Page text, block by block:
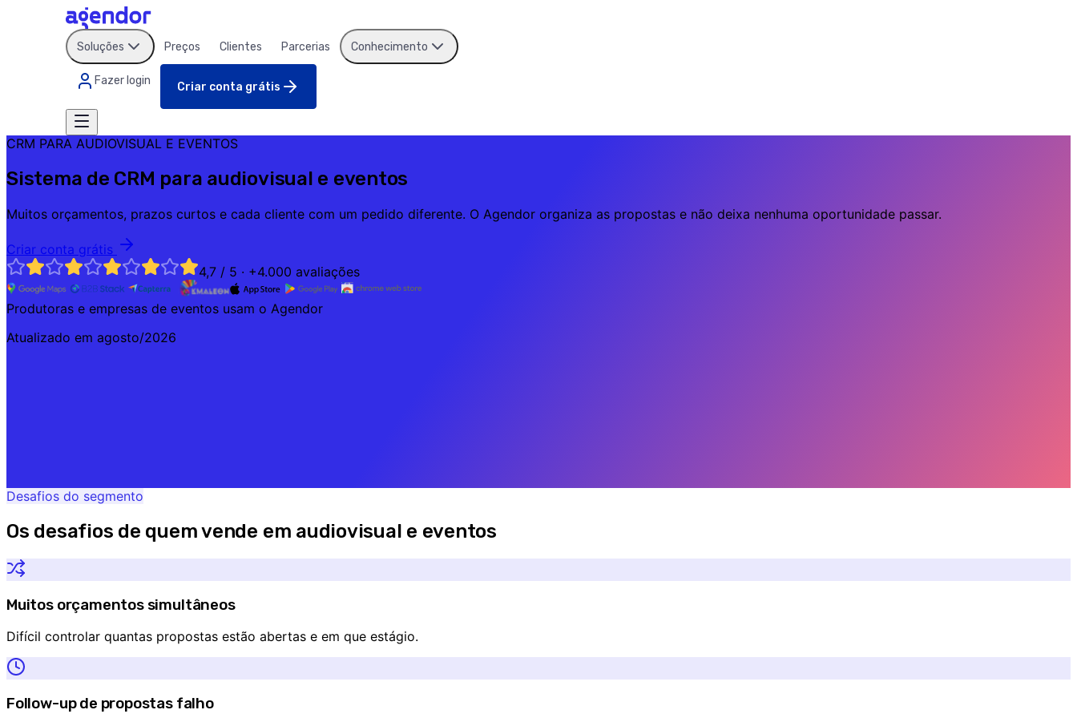
Soluções Preços Clientes Parcerias Conhecimento
Fazer login Criar conta grátis
CRM PARA AUDIOVISUAL E EVENTOS
Sistema de CRM para audiovisual e eventos
Muitos orçamentos, prazos curtos e cada cliente com um pedido diferente. O Agendor organiza as propostas e não deixa nenhuma oportunidade passar.
Criar conta grátis
4,7 / 5 · +4.000 avaliações
Produtoras e empresas de eventos usam o Agendor
Atualizado em agosto/2026
Desafios do segmento
Os desafios de quem vende em audiovisual e eventos
Muitos orçamentos simultâneos
Difícil controlar quantas propostas estão abertas e em que estágio.
Follow-up de propostas falho